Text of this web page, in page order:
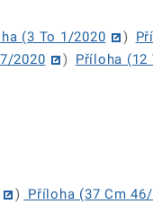
(3 To 1/2020 )
2020 ) Příloha (12
) Příloha (37 Cm